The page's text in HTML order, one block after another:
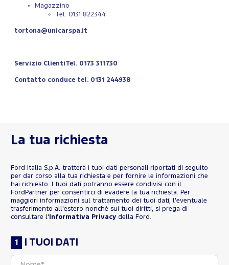
Magazzino
Tel. 0131 822344
tortona@unicarspa.it
Servizio ClientiTel. 0173 311730
Contatto conduce tel. 0131 244938
La tua richiesta
Ford Italia S.p.A. tratterà i tuoi dati personali riportati di seguito
per dar corso alla tua richiesta e per fornire le informazioni che
hai richiesto. I tuoi dati potranno essere condivisi con il
FordPartner per consentirci di evadere la tua richiesta. Per
maggiori informazioni sul trattamento dei tuoi dati, l'eventuale
trasferimento all'estero nonché sui tuoi diritti, si prega di
consultare l' Informativa Privacy della Ford.
I TUOI DATI